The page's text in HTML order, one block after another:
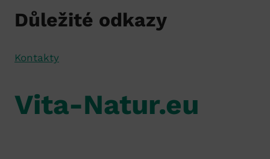
Důležité odkazy
Kontakty
Vita-Natur.eu